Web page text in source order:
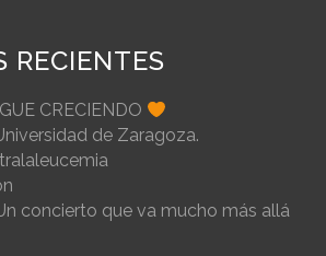
RECIENTES
CRECIENDO
de Zaragoza.
concierto que va mucho más allá